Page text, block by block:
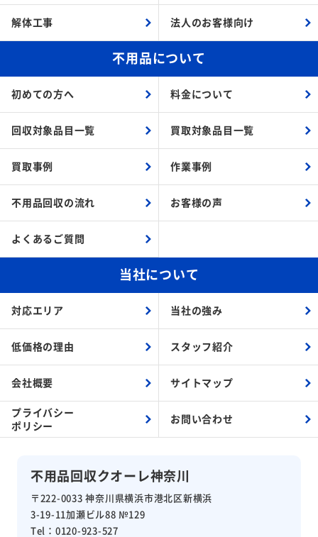
不用品回収クオーレ神奈川
〒222-0033 神奈川県横浜市港北区新横浜
3-19-11加瀬ビル88 №129
Tel：0120-923-527
解体工事 法人のお客様向け
不用品について
初めての方へ 料金について
回収対象品目一覧 買取対象品目一覧
買取事例 作業事例
不用品回収の流れ お客様の声
よくあるご質問
当社について
対応エリア 当社の強み
低価格の理由 スタッフ紹介
会社概要 サイトマップ
プライバシー
ポリシー
お問い合わせ